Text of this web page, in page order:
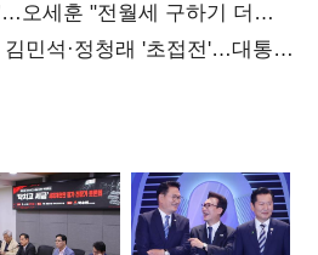
오세훈 "전월세 구하기 더
민석·정청래 '초접전'…대통령